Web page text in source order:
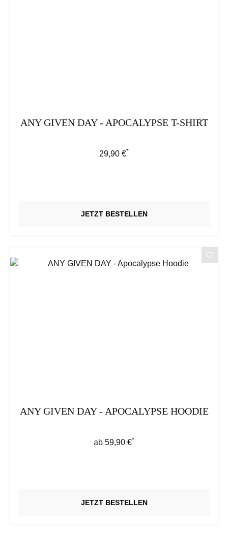
ANY GIVEN DAY - APOCALYPSE T-SHIRT
Regulärer Preis:
29,90 €*
JETZT BESTELLEN
ANY GIVEN DAY - APOCALYPSE HOODIE
Regulärer Preis:
ab 59,90 €*
JETZT BESTELLEN